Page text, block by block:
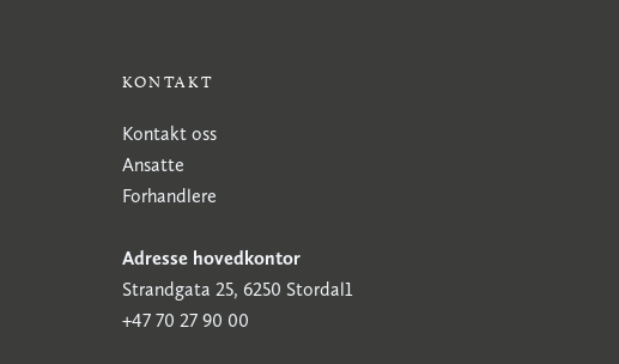
KONTAKT
Kontakt oss
Ansatte
Forhandlere
Adresse hovedkontor
Strandgata 25, 6250 Stordal1
+47 70 27 90 00